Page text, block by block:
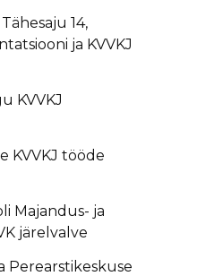
14,
ja KVVKJ
KVVKJ
KVVKJ tööde
Majandus- ja
järelvalve
Perearstikeskuse